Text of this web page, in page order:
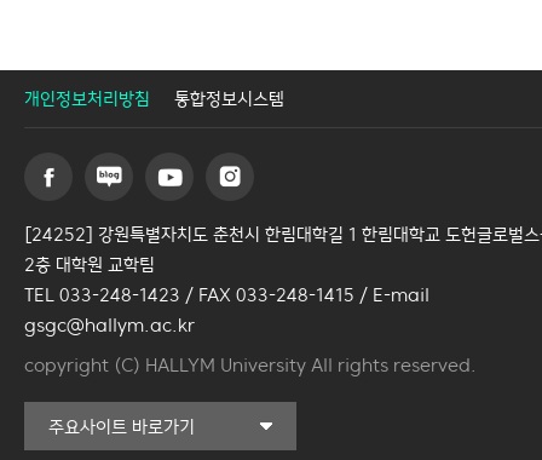
개인정보처리방침 통합정보시스템
[24252] 강원특별자치도 춘천시 한림대학길 1 한림대학교 도헌글로벌
2층 대학원 교학팀
TEL 033-248-1423 / FAX 033-248-1415 / E-mail
gsgc@hallym.ac.kr
copyright (C) HALLYM University All rights reserved.
주요사이트 바로가기
커뮤니티교육원